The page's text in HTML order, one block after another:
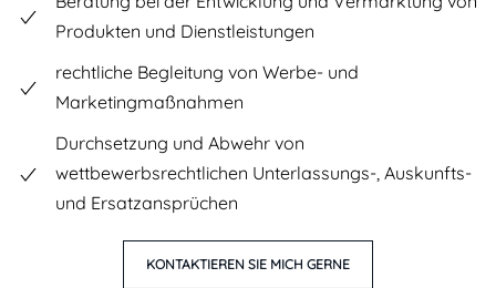
Produkten und Dienstleistungen
rechtliche Begleitung von Werbe- und
Marketingmaßnahmen
Durchsetzung und Abwehr von
wettbewerbsrechtlichen Unterlassungs-, Auskunfts-
und Ersatzansprüchen
KONTAKTIEREN SIE MICH GERNE